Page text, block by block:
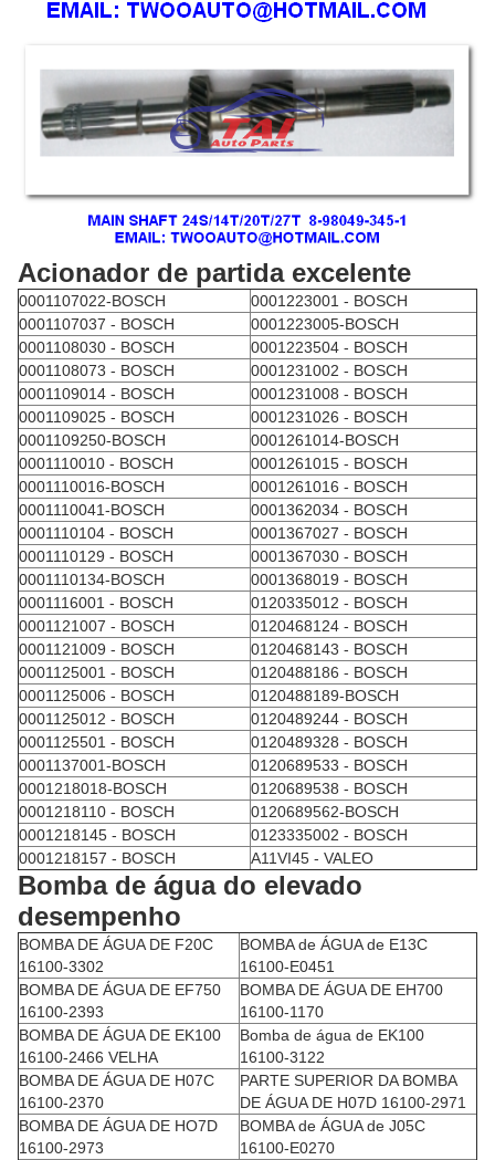
Acionador de partida excelente
0001107022-BOSCH
0001223001 - BOSCH
0001107037 - BOSCH
0001223005-BOSCH
0001108030 - BOSCH
0001223504 - BOSCH
0001108073 - BOSCH
0001231002 - BOSCH
0001109014 - BOSCH
0001231008 - BOSCH
0001109025 - BOSCH
0001231026 - BOSCH
0001109250-BOSCH
0001261014-BOSCH
0001110010 - BOSCH
0001261015 - BOSCH
0001110016-BOSCH
0001261016 - BOSCH
0001110041-BOSCH
0001362034 - BOSCH
0001110104 - BOSCH
0001367027 - BOSCH
0001110129 - BOSCH
0001367030 - BOSCH
0001110134-BOSCH
0001368019 - BOSCH
0001116001 - BOSCH
0120335012 - BOSCH
0001121007 - BOSCH
0120468124 - BOSCH
0001121009 - BOSCH
0120468143 - BOSCH
0001125001 - BOSCH
0120488186 - BOSCH
0001125006 - BOSCH
0120488189-BOSCH
0001125012 - BOSCH
0120489244 - BOSCH
0001125501 - BOSCH
0120489328 - BOSCH
0001137001-BOSCH
0120689533 - BOSCH
0001218018-BOSCH
0120689538 - BOSCH
0001218110 - BOSCH
0120689562-BOSCH
0001218145 - BOSCH
0123335002 - BOSCH
0001218157 - BOSCH
A11VI45 - VALEO
Bomba de água do elevado
desempenho
BOMBA DE ÁGUA DE F20C
16100-3302
BOMBA de ÁGUA de E13C
16100-E0451
BOMBA DE ÁGUA DE EF750
16100-2393
BOMBA DE ÁGUA DE EH700
16100-1170
BOMBA DE ÁGUA DE EK100
16100-2466 VELHA
Bomba de água de EK100
16100-3122
BOMBA DE ÁGUA DE H07C
16100-2370
PARTE SUPERIOR DA BOMBA
DE ÁGUA DE H07D 16100-2971
BOMBA DE ÁGUA DE HO7D
16100-2973
BOMBA de ÁGUA de J05C
16100-E0270